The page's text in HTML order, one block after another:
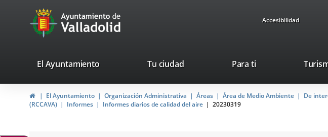
Portal
Web
Ayuntamiento
de
Valladolid
Accesibilidad
valladolid.es
El Ayuntamiento Tu ciudad Para ti
InicioEl Ayuntamiento Organización Administrativa Áreas Área de Medio Ambiente De
(RCCAVA)
Informes Informes diarios de calidad del aire 20230319